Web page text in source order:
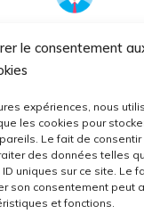
le consentement
expériences, nous
les cookies pour
Le fait de
des données telles
uniques sur ce site. Le
son consentement peut
et fonctions.
et Banque